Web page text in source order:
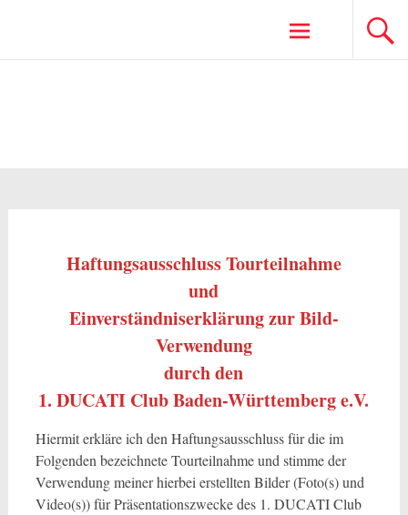
Haftungsausschluss Tourteilnahme
und
Einverständniserklärungzur Bild-
Verwendung
durch den
1. DUCATI Club Baden-Württemberg e.V.
Hiermit erkläre ich den Haftungsausschluss für die im
Folgenden bezeichnete Tourteilnahme und stimme der
Verwendung meiner hierbei erstellten Bilder (Foto(s) und
Video(s)) für Präsentationszwecke des 1. DUCATI Club